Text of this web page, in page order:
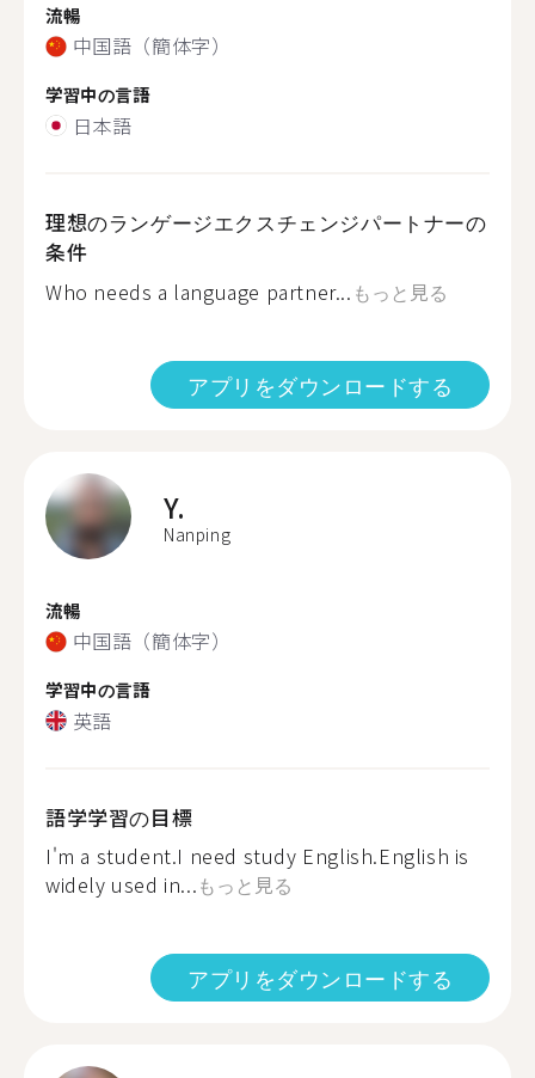
流暢
中国語（簡体字）
学習中の言語
日本語
理想のランゲージエクスチェンジパートナーの
条件
Who needs a language partner... もっと見る
アプリをダウンロードする
Y.
Nanping
流暢
中国語（簡体字）
学習中の言語
英語
語学学習の目標
I'm a student.I need study English.English is
widely used in...もっと見る
アプリをダウンロードする